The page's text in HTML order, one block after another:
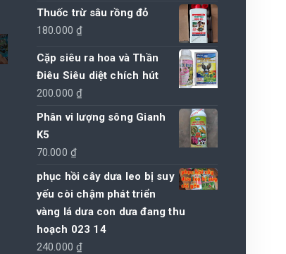
Thuốc trừ sâu rồng đỏ
180.000₫
Cặp siêu ra hoa và Thần
Điêu Siêu diệt chích hút
200.000₫
Phân vi lượng sông Gianh
K5
70.000 ₫
phục hồi cây dưa leo bị suy
yếu còi chậm phát triển
vàng lá dưa con dưa đang thu
hoạch 023 14
240.000₫